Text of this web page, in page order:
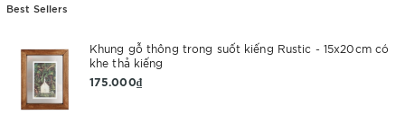
Best Sellers
Khung gỗ thông trong suốt kiếng Rustic - 15x20cm có
khe thả kiếng
175.000₫